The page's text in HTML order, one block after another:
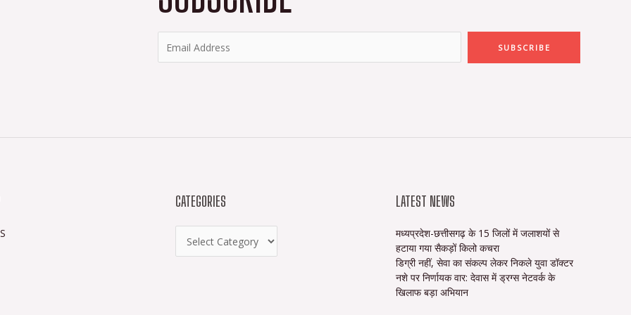
SUBSCRIBE
CATEGORIES LATEST NEWS
मध्यप्रदेश-छत्तीसगढ़ के 15 जिलों में जलाशयों से
हटाया गया सैकड़ों किलो कचरा
डिग्री नहीं, सेवा का संकल्प लेकर निकले युवा डॉक्टर
नशे पर निर्णायक वार: देवास में ड्रग्स नेटवर्क के
खिलाफ बड़ा अभियान